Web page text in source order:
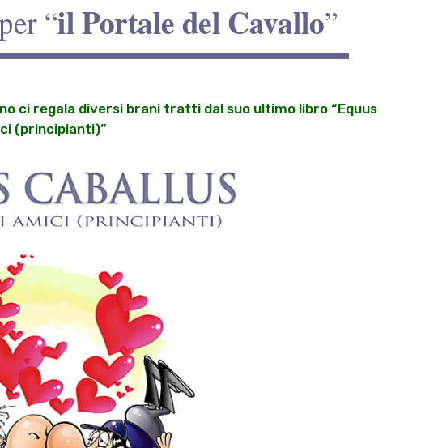
ci regala diversi brani tratti dal suo ultimo libro “Equus
(principianti)”